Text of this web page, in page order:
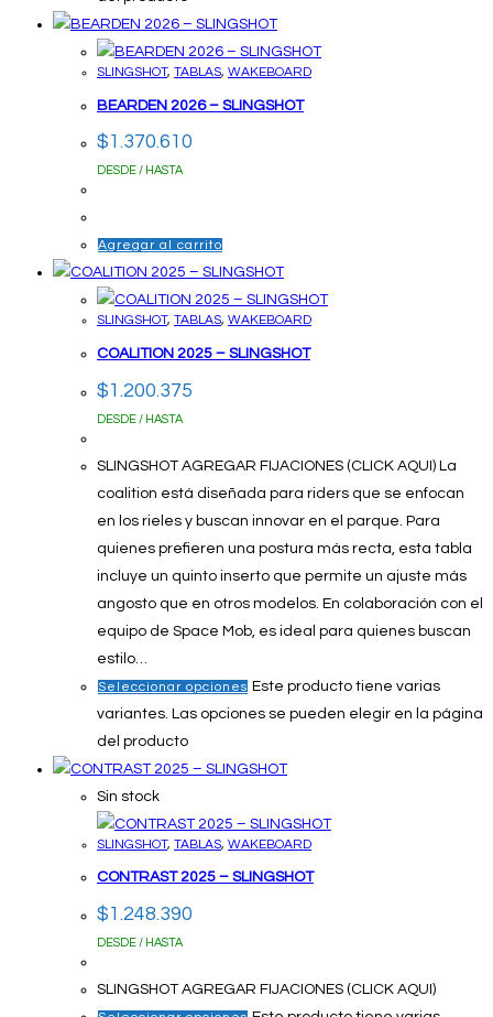
SLINGSHOT, TABLAS, WAKEBOARD
BEARDEN 2026 – SLINGSHOT
$1.370.610
DESDE / HASTA
Agregar al carrito
SLINGSHOT, TABLAS, WAKEBOARD
COALITION 2025 – SLINGSHOT
$1.200.375
DESDE / HASTA
SLINGSHOT AGREGAR FIJACIONES (CLICK AQUI) La
coalition está diseñada para riders que se enfocan
en los rieles y buscan innovar en el parque. Para
quienes prefieren una postura más recta, esta tabla
incluye un quinto inserto que permite un ajuste más
angosto que en otros modelos. En colaboración con el
equipo de Space Mob, es ideal para quienes buscan
estilo…
Seleccionar opciones Este producto tiene varias
variantes. Las opciones se pueden elegir en la página
del producto
Sin stock
SLINGSHOT, TABLAS, WAKEBOARD
CONTRAST 2025 – SLINGSHOT
$1.248.390
DESDE / HASTA
SLINGSHOT AGREGAR FIJACIONES (CLICK AQUI)